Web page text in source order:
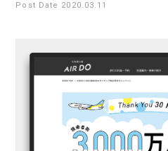
Post Date 2020.03.11